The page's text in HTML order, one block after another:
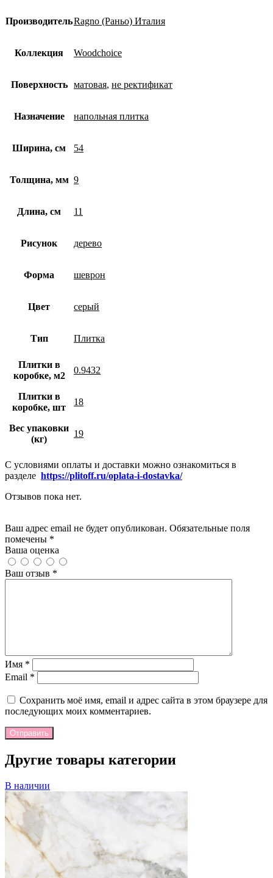
ПроизводительRagno (Раньо) Италия
Коллекция Woodchoice
Поверхность матовая, не ректификат
Назначение напольная плитка
Ширина, см 54
Толщина, мм 9
Длина, см 11
Рисунок дерево
Форма шеврон
Цвет серый
Тип Плитка
Плитки в
коробке, м2
0.9432
Плитки в
коробке, шт
18
Вес упаковки
(кг)
19
С условиями оплаты и доставки можно ознакомиться в
разделе https://plitoff.ru/oplata-i-dostavka/
Отзывов пока нет.
Ваш адрес email не будет опубликован. Обязательные поля
помечены *
Ваша оценка
Ваш отзыв *
Имя *
Email *
Сохранить моё имя, email и адрес сайта в этом браузере для
последующих моих комментариев.
Отправить
Другие товары категории
В наличии